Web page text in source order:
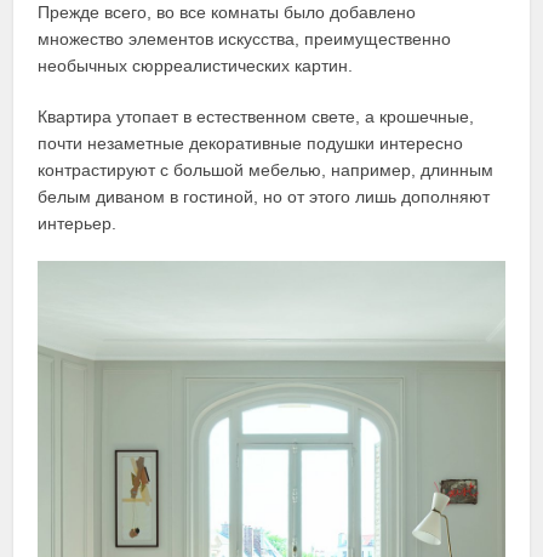
Прежде всего, во все комнаты было добавлено
множество элементов искусства, преимущественно
необычных сюрреалистических картин.
Квартира утопает в естественном свете, а крошечные,
почти незаметные декоративные подушки интересно
контрастируют с большой мебелью, например, длинным
белым диваном в гостиной, но от этого лишь дополняют
интерьер.